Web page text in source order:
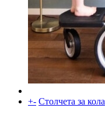
+- Столчета за кола